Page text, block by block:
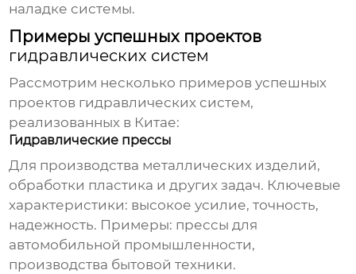
наладке системы.
Примеры успешных проектов
гидравлических систем
Рассмотрим несколько примеров успешных
проектов гидравлических систем,
реализованных в Китае:
Гидравлические прессы
Для производства металлических изделий,
обработки пластика и других задач. Ключевые
характеристики: высокое усилие, точность,
надежность. Примеры: прессы для
автомобильной промышленности,
производства бытовой техники.